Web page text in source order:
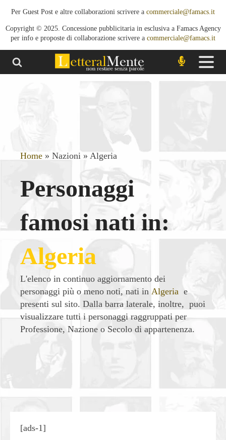
Per Guest Post e altre collaborazioni scrivere a commerciale@famacs.it
Copyright © 2025. Concessione pubblicitaria in esclusiva a Famacs Agency
per info e proposte di collaborazione scrivere a commerciale@famacs.it
Home » Nazioni » Algeria
Personaggi
famosi nati in:
Algeria
L'elenco in continuo aggiornamento dei
personaggi più o meno noti, nati in Algeria e
presenti sul sito. Dalla barra laterale, inoltre, puoi
visualizzare tutti i personaggi raggruppati per
Professione, Nazione o Secolo di appartenenza.
[ads-1]